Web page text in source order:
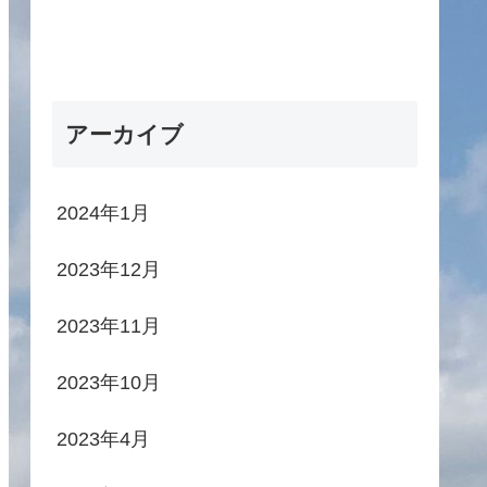
アーカイブ
2024年1月
2023年12月
2023年11月
2023年10月
2023年4月